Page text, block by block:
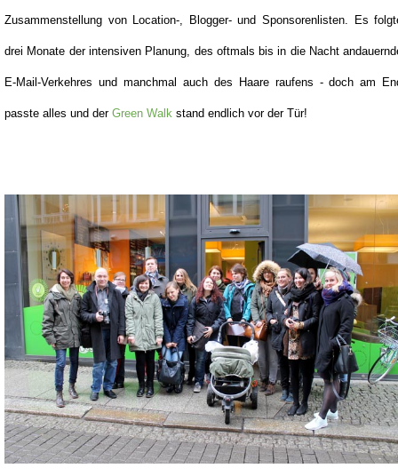
Zusammenstellung von Location-, Blogger- und Sponsorenlisten. Es
drei Monate der intensiven Planung, des oftmals bis in die Nacht
E-Mail-Verkehres und manchmal auch des Haare raufens - doch am
passte alles und der Green Walk stand endlich vor der Tür!